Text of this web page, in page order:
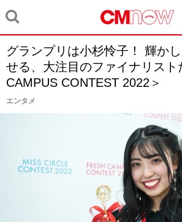
グランプリは小杉怜子！ 輝か
せる、大注目のファイナリスト
CAMPUS CONTEST 2022＞
エンタメ